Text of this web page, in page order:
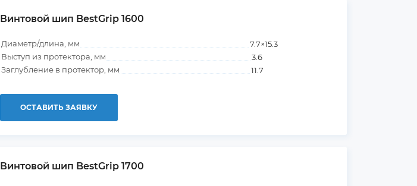
Винтовой шип BestGrip 1600
Диаметр/длина, мм
7.7×15.3
Выступ из протектора, мм
3.6
Заглубление в протектор, мм
11.7
ОСТАВИТЬ ЗАЯВКУ
Винтовой шип BestGrip 1700